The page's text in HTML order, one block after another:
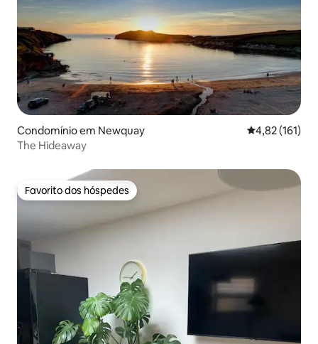
Condomínio em Newquay Classificação
4,82 (161)
The Hideaway
Favorito dos hóspedes
Favorito dos hóspedes